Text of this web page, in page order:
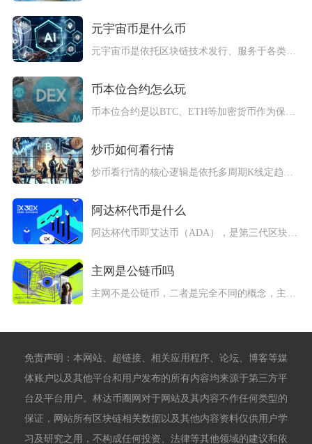
元宇宙币是什么币
币本位合约怎么玩
炒币如何看行情
阿达杯代币是什么
阿达杯代币即艾达币（ADA），是第三代区块链项目Cardan...
主网是公链币吗
主网不是公链币，二者是完全不同的概念，主网是区块链正式运行的...
免责声明：本网站、超链接、相关应用程序、论坛、博客等媒
体账户以及其他平台和用户发布的所有内容均来源于第三方平
台及平台用户。林达币圈网对于网站及其内容不作任何类型的
保证，网站所有区块链相关数据以及其他内容资料仅供用户学
习及研究之用，不构成任何投资、法律等其他领域的建议和依